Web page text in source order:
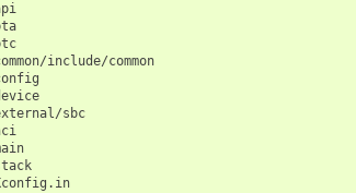
include/common
sbc
└── Kconfig.in